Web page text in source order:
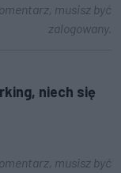
musisz być
zalogowany.
niech się
musisz być